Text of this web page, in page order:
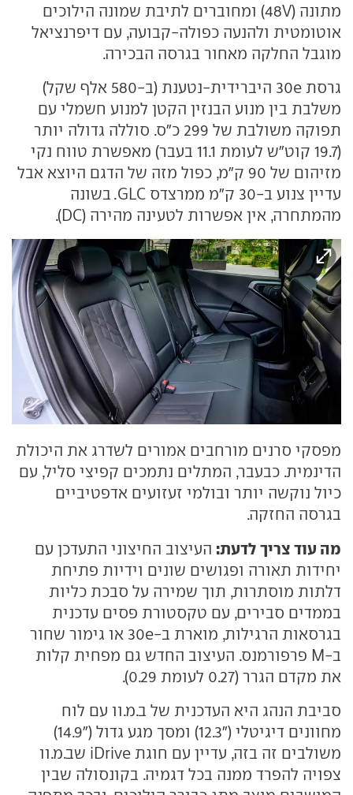
מתונה (48V) ומחוברים לתיבת שמונה הילוכים
אוטומטית ולהנעה כפולה-קבועה, עם דיפרנציאל
מוגבל החלקה מאחור בגרסה הבכירה.
גרסת 30e היברידית-נטענת (ב-580 אלף שקל)
משלבת בין מנוע הבנזין הקטן למנוע חשמלי עם
תפוקה משולבת של 299 כ"ס. סוללה גדולה יותר
(19.7 קוט"ש לעומת 11.1 בעבר) מאפשרת טווח נקי
מזיהום של 90 ק"מ, כפול מזה של הדגם היוצא אבל
עדיין צנוע ב-30 ק"מ ממרצדס GLC. בשונה
מהמתחרה, אין אפשרות לטעינה מהירה (DC).
מפסקי סרנים מורחבים אמורים לשדרג את היכולת
הדינמית. כבעבר, המתלים נתמכים קפיצי סליל, עם
כיול נוקשה יותר ובולמי זעזועים אדפטיביים
בגרסה החזקה.
מה עוד צריך לדעת: העיצוב החיצוני התעדכן עם
יחידות תאורה ופגושים שונים וידיות פתיחת
דלתות מוסתרות, תוך שמירה על סבכת כליות
בממדים סבירים, עם טקסטורת פסים עדכנית
בגרסאות הרגילות, מוארת ב-30e או גימור שחור
ב-M פרפורמנס. העיצוב החדש גם מפחית קלות
את מקדם הגרר (0.27 לעומת 0.29).
סביבת הנהג היא העדכנית של ב.מ.וו עם לוח
מחוונים דיגיטלי ("12.3) ומסך מגע גדול ("14.9)
משולבים זה בזה, עדיין עם חוגת iDrive שב.מ.וו
צפויה להפרד ממנה בכל דגמיה. בקונסולה שבין